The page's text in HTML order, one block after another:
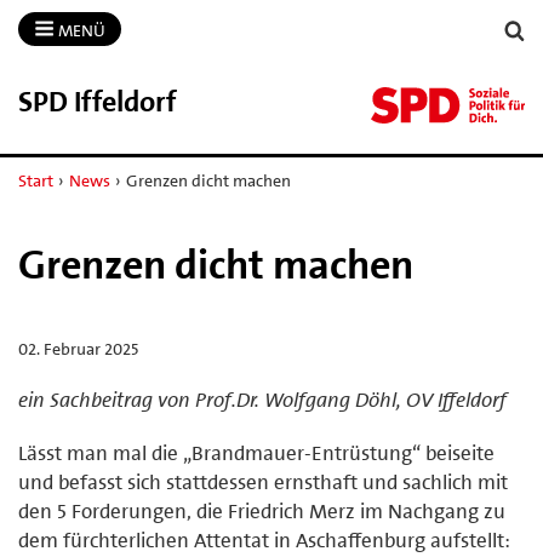
MENÜ
SPD Iffeldorf
Start › News › Grenzen dicht machen
Grenzen dicht machen
02. Februar 2025
ein Sachbeitrag von Prof.Dr. Wolfgang Döhl, OV Iffeldorf
Lässt man mal die „Brandmauer-Entrüstung“ beiseite
und befasst sich stattdessen ernsthaft und sachlich mit
den 5 Forderungen, die Friedrich Merz im Nachgang zu
dem fürchterlichen Attentat in Aschaffenburg aufstellt: